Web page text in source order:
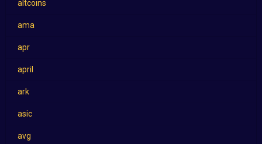
altcoins
ama
apr
april
ark
asic
avg